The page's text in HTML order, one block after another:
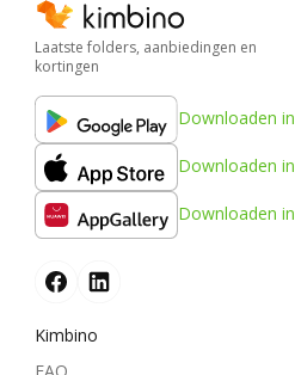
Laatste folders, aanbiedingen en
kortingen
Downloaden in
Downloaden in
Downloaden in
Kimbino